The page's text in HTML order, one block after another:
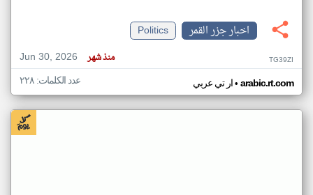
اخبار جزر القمر
Politics
Jun 30, 2026
منذ شهر TG39ZI
ار تي عربي• arabic.rt.com عدد الكلمات: ٢٢٨